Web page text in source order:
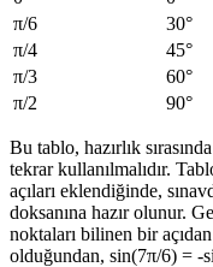
π/6
30°
π/4
45°
π/3
60°
π/2
90°
Bu tablo, hazırlık
tekrar kullanılmalıdır.
açıları eklendiğinde,
doksanına hazır olunur.
noktaları bilinen bir
olduğundan, sin(7π/6) = -